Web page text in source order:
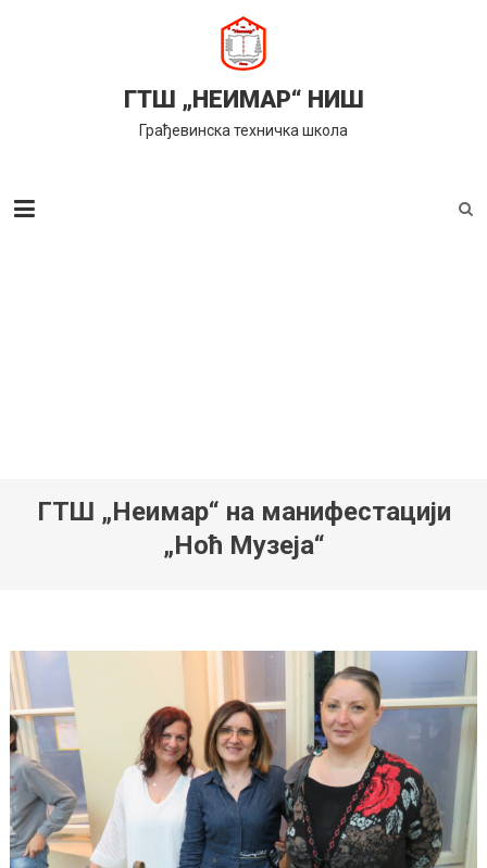
ГТШ „НЕИМАР“ НИШ
Грађевинска техничка школа
ГТШ „Неимар“ на манифестацији
„Ноћ Музеја“